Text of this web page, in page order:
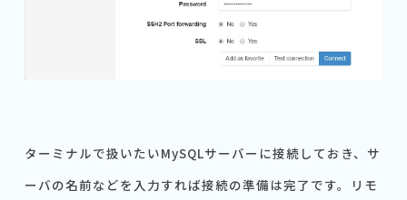
ターミナルで扱いたいMySQLサーバーに接続しておき、サ
ーバの名前などを入力すれば接続の準備は完了です。リモ